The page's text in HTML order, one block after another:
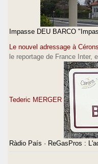
Impasse DEU BARCO
Le nouvel adressage à
le reportage de France Inter,
Tederic MERGER
Ràdio País · ReGasPros :